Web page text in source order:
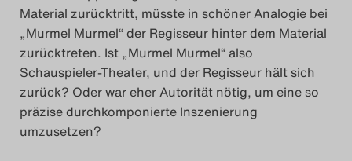
Material zurücktritt, müsste in schöner Analogie bei
„Murmel Murmel“ der Regisseur hinter dem Material
zurücktreten. Ist „Murmel Murmel“ also
Schauspieler-Theater, und der Regisseur hält sich
zurück? Oder war eher Autorität nötig, um eine so
präzise durchkomponierte Inszenierung
umzusetzen?